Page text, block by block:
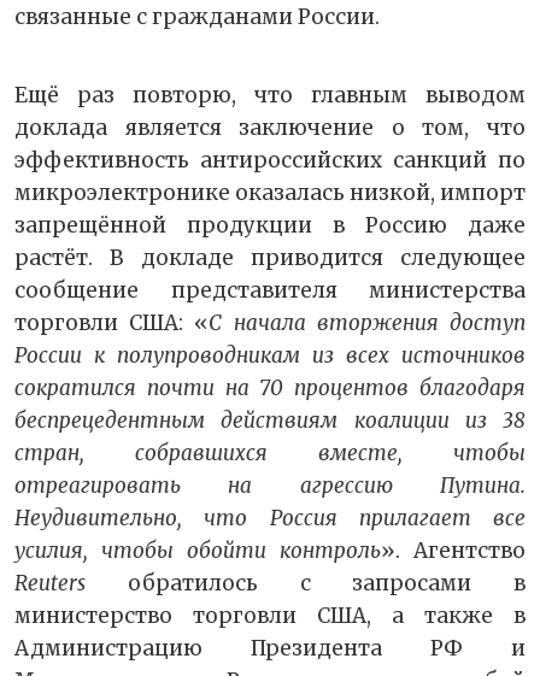
связанные с гражданами России.
Ещё раз повторю, что главным выводом
доклада является заключение о том, что
эффективность антироссийских санкций по
микроэлектронике оказалась низкой, импорт
запрещённой продукции в Россию даже
растёт. В докладе приводится следующее
сообщение представителя министерства
торговли США: «С начала вторжения доступ
России к полупроводникам из всех источников
сократился почти на 70 процентов благодаря
беспрецедентным действиям коалиции из 38
стран, собравшихся вместе, чтобы
отреагировать на агрессию Путина.
Неудивительно, что Россия прилагает все
усилия, чтобы обойти контроль». Агентство
Reuters обратилось с запросами в
министерство торговли США, а также в
Администрацию Президента РФ и